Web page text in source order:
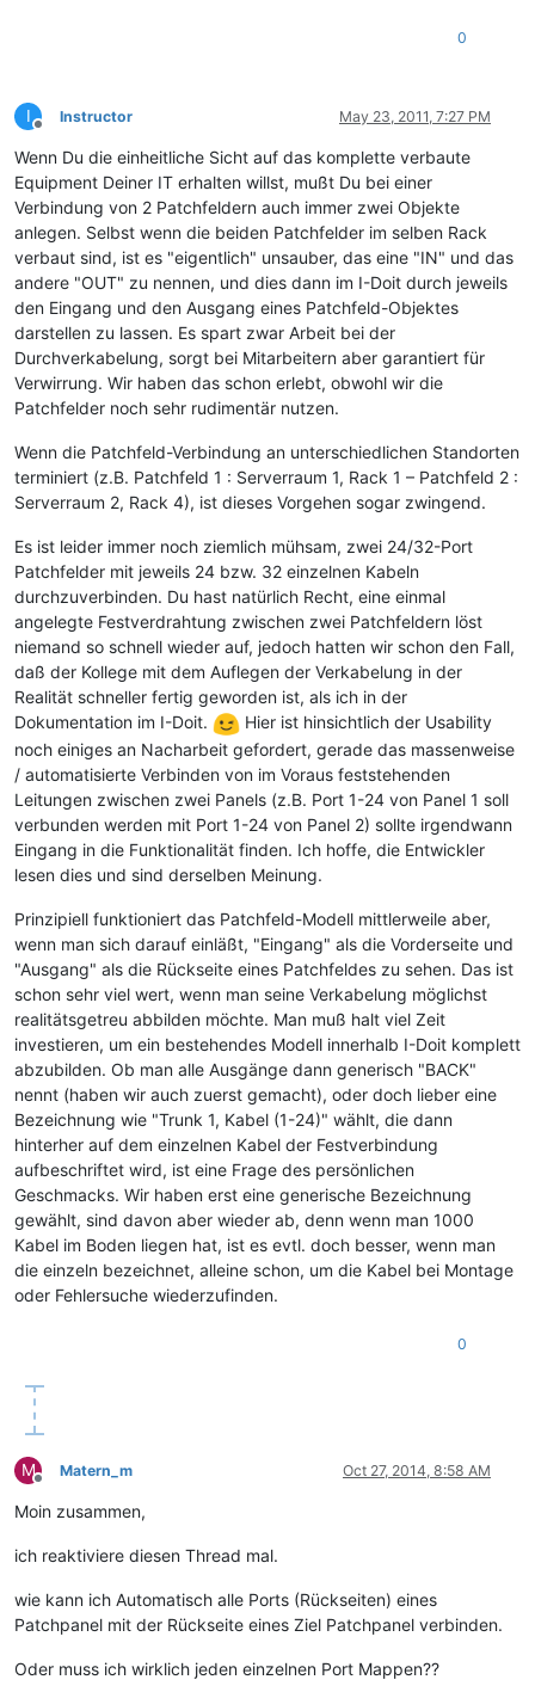
0
I
Offline
Instructor May 23, 2011, 7:27 PM
Wenn Du die einheitliche Sicht auf das komplette verbaute
Equipment Deiner IT erhalten willst, mußt Du bei einer
Verbindung von 2 Patchfeldern auch immer zwei Objekte
anlegen. Selbst wenn die beiden Patchfelder im selben Rack
verbaut sind, ist es "eigentlich" unsauber, das eine "IN" und das
andere "OUT" zu nennen, und dies dann im I-Doit durch jeweils
den Eingang und den Ausgang eines Patchfeld-Objektes
darstellen zu lassen. Es spart zwar Arbeit bei der
Durchverkabelung, sorgt bei Mitarbeitern aber garantiert für
Verwirrung. Wir haben das schon erlebt, obwohl wir die
Patchfelder noch sehr rudimentär nutzen.
Wenn die Patchfeld-Verbindung an unterschiedlichen Standorten
terminiert (z.B. Patchfeld 1 : Serverraum 1, Rack 1 – Patchfeld 2 :
Serverraum 2, Rack 4), ist dieses Vorgehen sogar zwingend.
Es ist leider immer noch ziemlich mühsam, zwei 24/32-Port
Patchfelder mit jeweils 24 bzw. 32 einzelnen Kabeln
durchzuverbinden. Du hast natürlich Recht, eine einmal
angelegte Festverdrahtung zwischen zwei Patchfeldern löst
niemand so schnell wieder auf, jedoch hatten wir schon den Fall,
daß der Kollege mit dem Auflegen der Verkabelung in der
Realität schneller fertig geworden ist, als ich in der
Dokumentation im I-Doit.
Hier ist hinsichtlich der Usability
noch einiges an Nacharbeit gefordert, gerade das massenweise
/ automatisierte Verbinden von im Voraus feststehenden
Leitungen zwischen zwei Panels (z.B. Port 1-24 von Panel 1 soll
verbunden werden mit Port 1-24 von Panel 2) sollte irgendwann
Eingang in die Funktionalität finden. Ich hoffe, die Entwickler
lesen dies und sind derselben Meinung.
Prinzipiell funktioniert das Patchfeld-Modell mittlerweile aber,
wenn man sich darauf einläßt, "Eingang" als die Vorderseite und
"Ausgang" als die Rückseite eines Patchfeldes zu sehen. Das ist
schon sehr viel wert, wenn man seine Verkabelung möglichst
realitätsgetreu abbilden möchte. Man muß halt viel Zeit
investieren, um ein bestehendes Modell innerhalb I-Doit komplett
abzubilden. Ob man alle Ausgänge dann generisch "BACK"
nennt (haben wir auch zuerst gemacht), oder doch lieber eine
Bezeichnung wie "Trunk 1, Kabel (1-24)" wählt, die dann
hinterher auf dem einzelnen Kabel der Festverbindung
aufbeschriftet wird, ist eine Frage des persönlichen
Geschmacks. Wir haben erst eine generische Bezeichnung
gewählt, sind davon aber wieder ab, denn wenn man 1000
Kabel im Boden liegen hat, ist es evtl. doch besser, wenn man
die einzeln bezeichnet, alleine schon, um die Kabel bei Montage
oder Fehlersuche wiederzufinden.
0
M
Offline
Matern_m Oct 27, 2014, 8:58 AM
Moin zusammen,
ich reaktiviere diesen Thread mal.
wie kann ich Automatisch alle Ports (Rückseiten) eines
Patchpanel mit der Rückseite eines Ziel Patchpanel verbinden.
Oder muss ich wirklich jeden einzelnen Port Mappen??